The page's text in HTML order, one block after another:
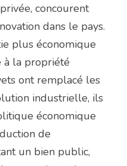
concourent
dans le pays.
plus économique
à la propriété
ont remplacé les
industrielle, ils
économique
de
un bien public,